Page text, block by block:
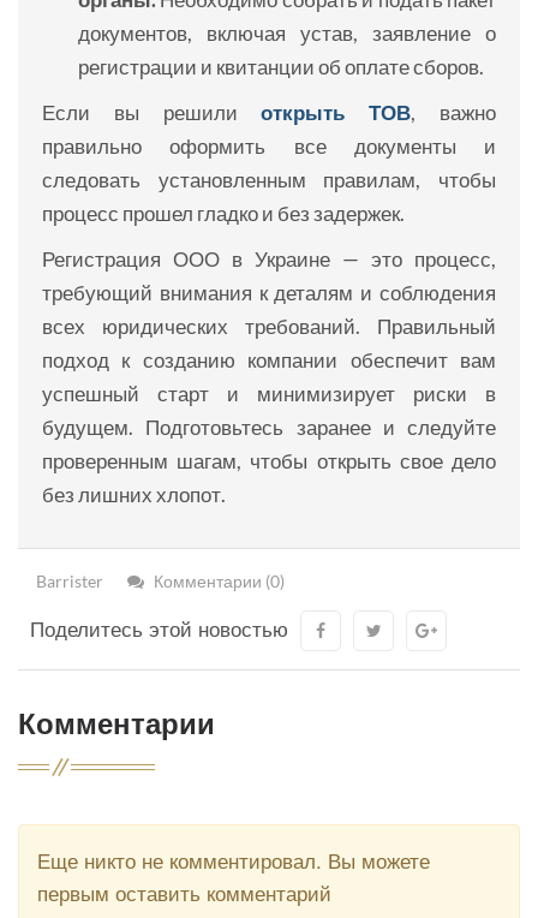
документов, включая устав, заявление о
регистрации и квитанции об оплате сборов.
Если вы решилиоткрыть ТОВ, важно
правильно оформить все документы и
следовать установленным правилам, чтобы
процесс прошел гладко и без задержек.
Регистрация ООО в Украине — это процесс,
требующий внимания к деталям и соблюдения
всех юридических требований. Правильный
подход к созданию компании обеспечит вам
успешный старт и минимизирует риски в
будущем. Подготовьтесь заранее и следуйте
проверенным шагам, чтобы открыть свое дело
без лишних хлопот.
Barrister Комментарии (0)
Поделитесь этой новостью
Комментарии
Еще никто не комментировал. Вы можете
первым оставить комментарий